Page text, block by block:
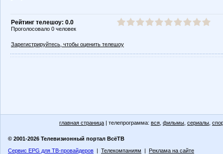
Рейтинг телешоу: 0.0
Проголосовало 0 человек
Зарегистрируйтесь, чтобы оценить телешоу
главная страница | телепрограмма: вся фильмы сериалы
© 2001-2026 Телевизионный портал ВсёТВ
Сервис EPG для ТВ-провайдеров | Телекомпаниям | Реклама на сайте